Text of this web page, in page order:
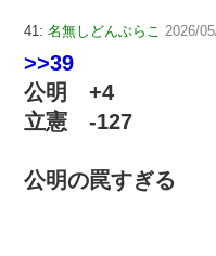
41: 名無しどんぶらこ 2026/
>>39
公明 +4
立憲 -127
公明の罠すぎる